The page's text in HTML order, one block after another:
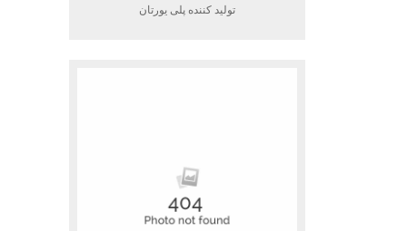
تولید کننده پلی یورتان